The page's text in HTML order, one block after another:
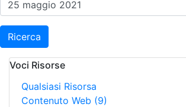
Ricerca
Voci Risorse
Qualsiasi Risorsa
Contenuto Web (9)